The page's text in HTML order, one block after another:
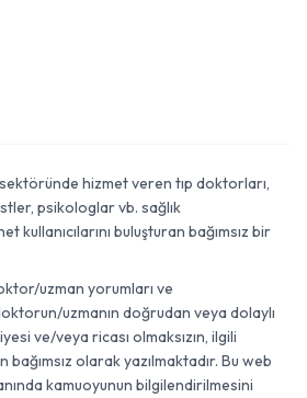
hizmet veren tıp doktorları,
psikologlar vb. sağlık
buluşturan bağımsız bir
uzman yorumları ve
uzmanın doğrudan veya dolaylı
ve/veya ricası olmaksızın, ilgili
olarak yazılmaktadır. Bu web
kamuoyunun bilgilendirilmesini